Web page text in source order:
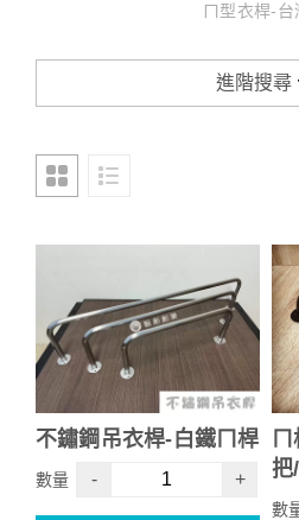
ㄇ型衣桿-台
進階搜尋
不鏽鋼吊衣桿-白鐵ㄇ桿
數量 - +
把
數